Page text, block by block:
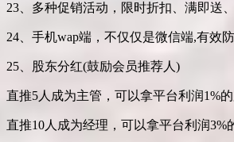
23、多种促销活动，限时折扣、满即送
24、手机wap端，不仅仅是微信端,有效
25、股东分红(鼓励会员推荐人)
直推5人成为主管，可以拿平台利润1%
直推10人成为经理，可以拿平台利润3%